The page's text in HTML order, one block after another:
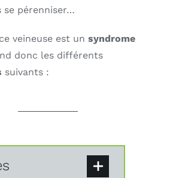
pérenniser…
veineuse est un syndrome
donc les différents
suivants :